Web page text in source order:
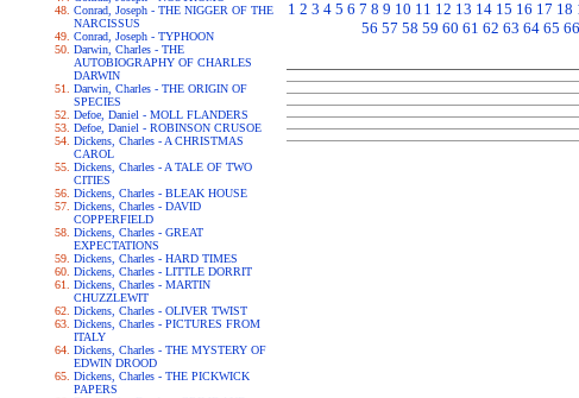
Conrad, Joseph - THE NIGGER OF THE
NARCISSUS
Conrad, Joseph - TYPHOON
Darwin, Charles - THE
AUTOBIOGRAPHY OF CHARLES
DARWIN
Darwin, Charles - THE ORIGIN OF
SPECIES
Defoe, Daniel - MOLL FLANDERS
Defoe, Daniel - ROBINSON CRUSOE
Dickens, Charles - A CHRISTMAS
CAROL
Dickens, Charles - A TALE OF TWO
CITIES
Dickens, Charles - BLEAK HOUSE
Dickens, Charles - DAVID
COPPERFIELD
Dickens, Charles - GREAT
EXPECTATIONS
Dickens, Charles - HARD TIMES
Dickens, Charles - LITTLE DORRIT
Dickens, Charles - MARTIN
CHUZZLEWIT
Dickens, Charles - OLIVER TWIST
Dickens, Charles - PICTURES FROM
ITALY
Dickens, Charles - THE MYSTERY OF
EDWIN DROOD
Dickens, Charles - THE PICKWICK
PAPERS
1 2 3 4 5 6 7 8 9 10 11 12 13 14 15 16 17 18
56 57 58 59 60 61 62 63 64 65 66